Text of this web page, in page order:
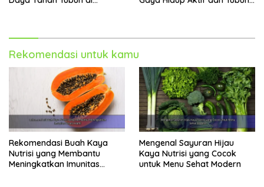
Rekomendasi untuk kamu
Rekomendasi Buah Kaya
Nutrisi yang Membantu
Meningkatkan Imunitas
Mengenal Sayuran Hijau
Kaya Nutrisi yang Cocok
untuk Menu Sehat Modern